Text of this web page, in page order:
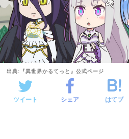
出典:『異世界かるてっと』公式ページ
ツイート シェア はてブ